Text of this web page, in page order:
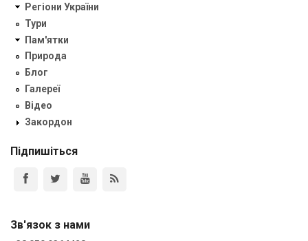
Регіони України
Тури
Пам'ятки
Природа
Блог
Галереї
Відео
Закордон
Підпишіться
Зв'язок з нами